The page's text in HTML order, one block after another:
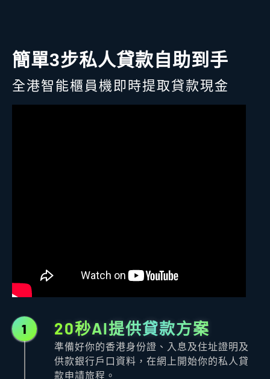
簡單3步私人貸款自助到手
全港智能櫃員機即時提取貸款現金
1 20秒AI提供貸款方案
準備好你的香港身份證、入息及住址證明及
供款銀行戶口資料，在網上開始你的私人貸
款申請旅程。